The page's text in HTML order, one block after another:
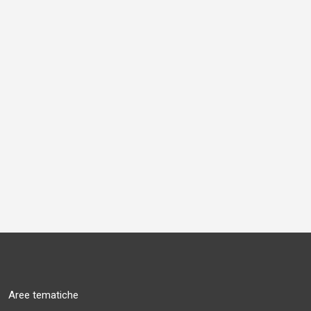
Aree tematiche